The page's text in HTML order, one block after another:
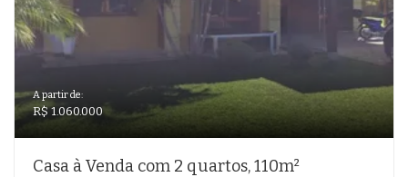
A partir de:
R$ 1.060.000
Casa à Venda com 2 quartos, 110m²